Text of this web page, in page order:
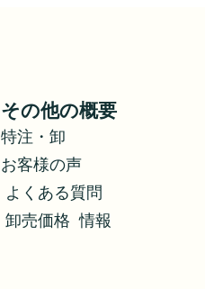
その他の概要
特注・卸
お客様の声
よくある質問
卸売価格 情報